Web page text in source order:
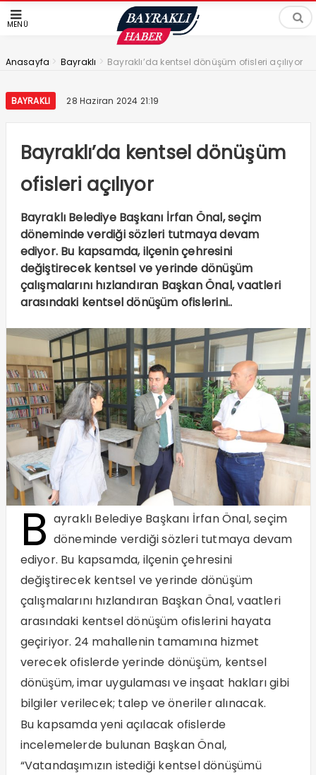
MENÜ
Anasayfa > Bayraklı > Bayraklı’da kentsel dönüşüm ofisleri açılıyor
BAYRAKLI 28 Haziran 2024 21:19
Bayraklı’da kentsel dönüşüm
ofisleri açılıyor
Bayraklı Belediye Başkanı İrfan Önal, seçim
döneminde verdiği sözleri tutmaya devam
ediyor. Bu kapsamda, ilçenin çehresini
değiştirecek kentsel ve yerinde dönüşüm
çalışmalarını hızlandıran Başkan Önal, vaatleri
arasındaki kentsel dönüşüm ofislerini..
B ayraklı Belediye Başkanı İrfan Önal, seçim
döneminde verdiği sözleri tutmaya devam
ediyor. Bu kapsamda, ilçenin çehresini
değiştirecek kentsel ve yerinde dönüşüm
çalışmalarını hızlandıran Başkan Önal, vaatleri
arasındaki kentsel dönüşüm ofislerini hayata
geçiriyor. 24 mahallenin tamamına hizmet
verecek ofislerde yerinde dönüşüm, kentsel
dönüşüm, imar uygulaması ve inşaat hakları gibi
bilgiler verilecek; talep ve öneriler alınacak.
Bu kapsamda yeni açılacak ofislerde
incelemelerde bulunan Başkan Önal,
“Vatandaşımızın istediği kentsel dönüşümü